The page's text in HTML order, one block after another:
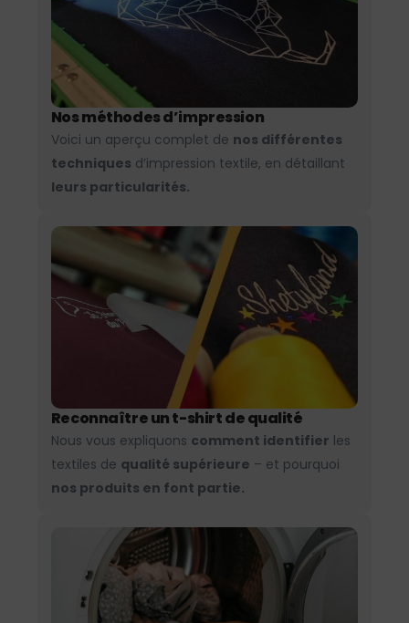
Nos méthodes d’impression
Voici un aperçu complet de nos différentes
techniques d’impression textile, en détaillant
leurs particularités.
Reconnaître un t-shirt de qualité
Nous vous expliquons comment identifier les
textiles de qualité supérieure – et pourquoi
nos produits en font partie.